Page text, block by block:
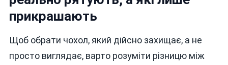
прикрашають
Щоб обрати чохол, який дійсно захищає, а не
просто виглядає, варто розуміти різницю між